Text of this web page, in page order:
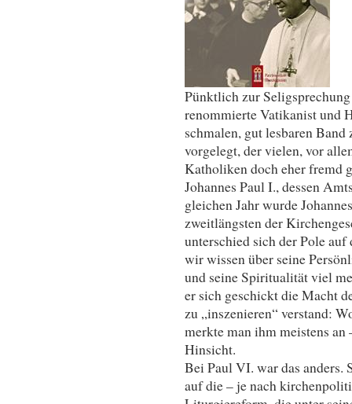
Pünktlich zur
renommierte Vatikanist und
schmalen, gut lesbaren
vorgelegt, der vielen, vor
Katholiken doch eher fremd
Johannes Paul I., dessen
gleichen Jahr wurde
zweitlängsten der
unterschied sich der Pole
wir wissen über seine
und seine Spiritualität viel
er sich geschickt die Macht
zu „inszenieren“ verstand:
merkte man ihm meistens
Hinsicht.
Bei Paul VI. war das
auf die – je nach